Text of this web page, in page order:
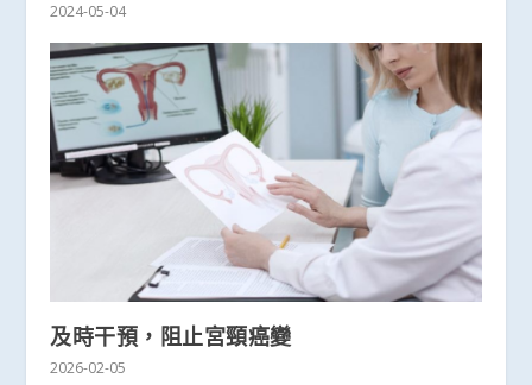
2024-05-04
及時干預，阻止宮頸癌變
2026-02-05